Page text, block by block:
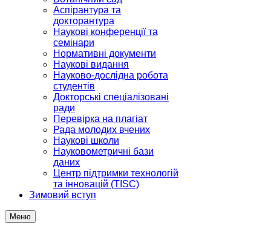
Аспірантура та
докторантура
Наукові конференції та
семінари
Нормативні документи
Наукові видання
Науково-дослідна робота
студентів
Докторські спеціалізовані
ради
Перевірка на плагіат
Рада молодих вчених
Наукові школи
Науковометричні бази
даних
Центр підтримки технологій
та інновацій (TISC)
Зимовий вступ
Меню